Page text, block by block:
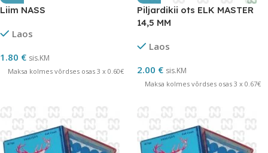
Liim NASS
Laos
1.80 € sis.KM
Maksa kolmes võrdses osas 3 x 0.60€
Piljardikii ots ELK MASTER
14,5 MM
Laos
2.00 € sis.KM
Maksa kolmes võrdses osas 3 x 0.67€